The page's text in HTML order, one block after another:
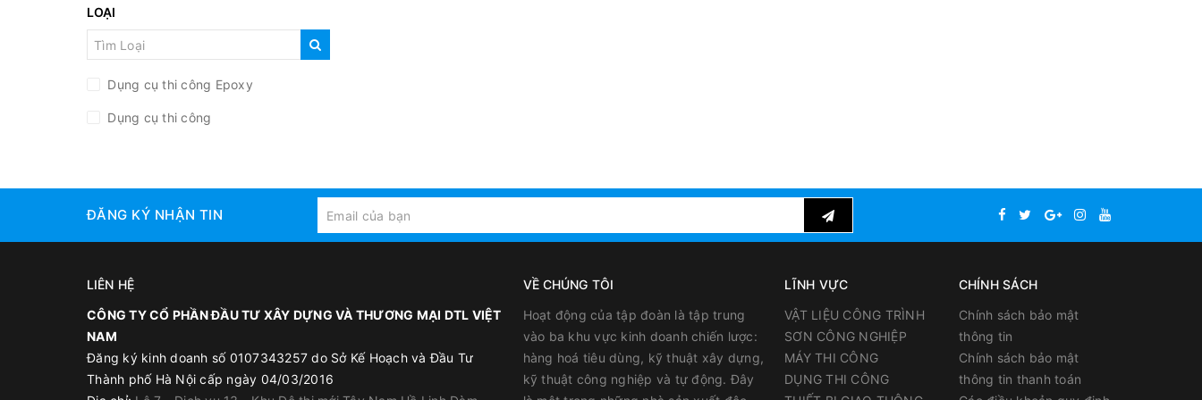
LOẠI
Dụng cụ thi công Epoxy
Dụng cụ thi công
ĐĂNG KÝ NHẬN TIN
LIÊN HỆ
CÔNG TY CỔ PHẦN ĐẦU TƯ XÂY DỰNG VÀ THƯƠNG MẠI DTL VIỆT
NAM
Đăng ký kinh doanh số 0107343257 do Sở Kế Hoạch và Đầu Tư
Thành phố Hà Nội cấp ngày 04/03/2016
VỀ CHÚNG TÔI
Hoạt động của tập đoàn là tập trung
vào ba khu vực kinh doanh chiến lược:
hàng hoá tiêu dùng, kỹ thuật xây dựng,
kỹ thuật công nghiệp và tự động. Đây
LĨNH VỰC
VẬT LIỆU CÔNG TRÌNH
SƠN CÔNG NGHIỆP
MÁY THI CÔNG
DỤNG THI CÔNG
CHÍNH SÁCH
Chính sách bảo mật
thông tin
Chính sách bảo mật
thông tin thanh toán